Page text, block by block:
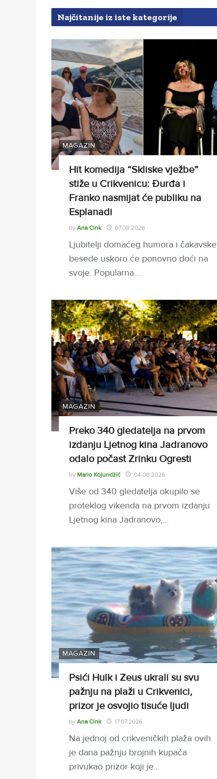
Najčitanije iz iste kategorije
MAGAZIN
Hit komedija “Skliske vježbe”
stiže u Crikvenicu: Đurđa i
Franko nasmijat će publiku na
Esplanadi
by Ana Cink 07.08.2026
Ljubitelji domaćeg humora i čakavske
besede uskoro će ponovno doći na
svoje. Popularna…
MAGAZIN
Preko 340 gledatelja na prvom
izdanju Ljetnog kina Jadranovo
odalo počast Zrinku Ogresti
by Mario Kojundžić 04.08.2026
Više od 340 gledatelja okupilo se
proteklog vikenda na prvom izdanju
Ljetnog kina Jadranovo,…
MAGAZIN
Psići Hulk i Zeus ukrali su svu
pažnju na plaži u Crikvenici,
prizor je osvojio tisuće ljudi
by Ana Cink 17.07.2026
Na jednoj od crikveničkih plaža ovih
je dana pažnju brojnih kupača
privukao prizor koji je…